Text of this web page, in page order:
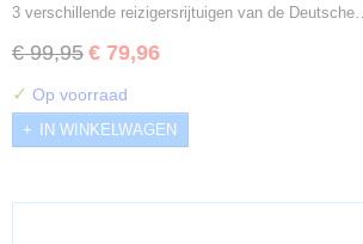
3 verschillende reizigersrijtuigen van de Deutsche…
€ 99,95 € 79,96
✓ Op voorraad
IN WINKELWAGEN